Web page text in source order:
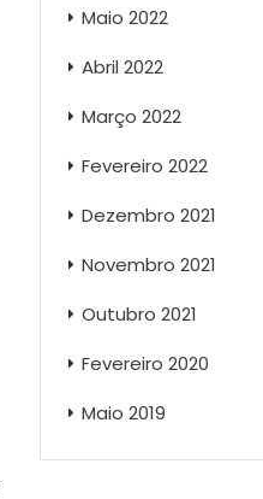
Maio 2022
Abril 2022
Março 2022
Fevereiro 2022
Dezembro 2021
Novembro 2021
Outubro 2021
Fevereiro 2020
Maio 2019